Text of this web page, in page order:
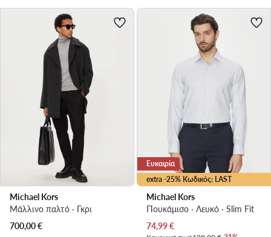
Michael Kors
Μάλλινο παλτό · Γκρι
700,00€
extra -25% Κωδικός: LAST
Ευκαιρία
Michael Kors
Πουκάμισο · Λευκό · Slim Fit
Τρέχουσα τιμή
74,99€